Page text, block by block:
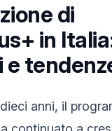
di
in
e
anni, il